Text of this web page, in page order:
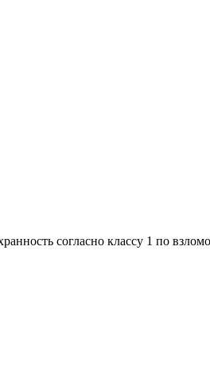
согласно классу 1 по